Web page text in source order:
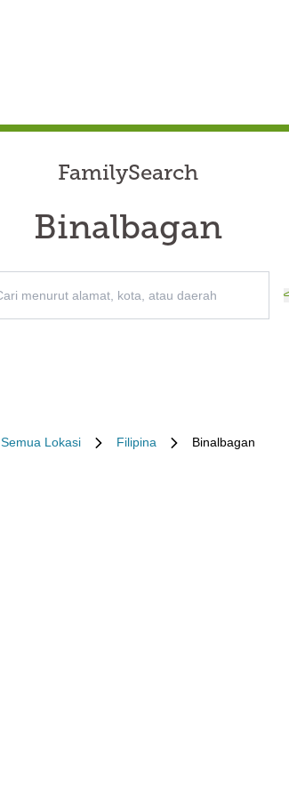
FamilySearch
Binalbagan
Semua Lokasi Filipina Binalbagan